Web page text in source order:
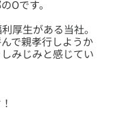
厚生がある当社。
で親孝行しようか
みじみと感じてい